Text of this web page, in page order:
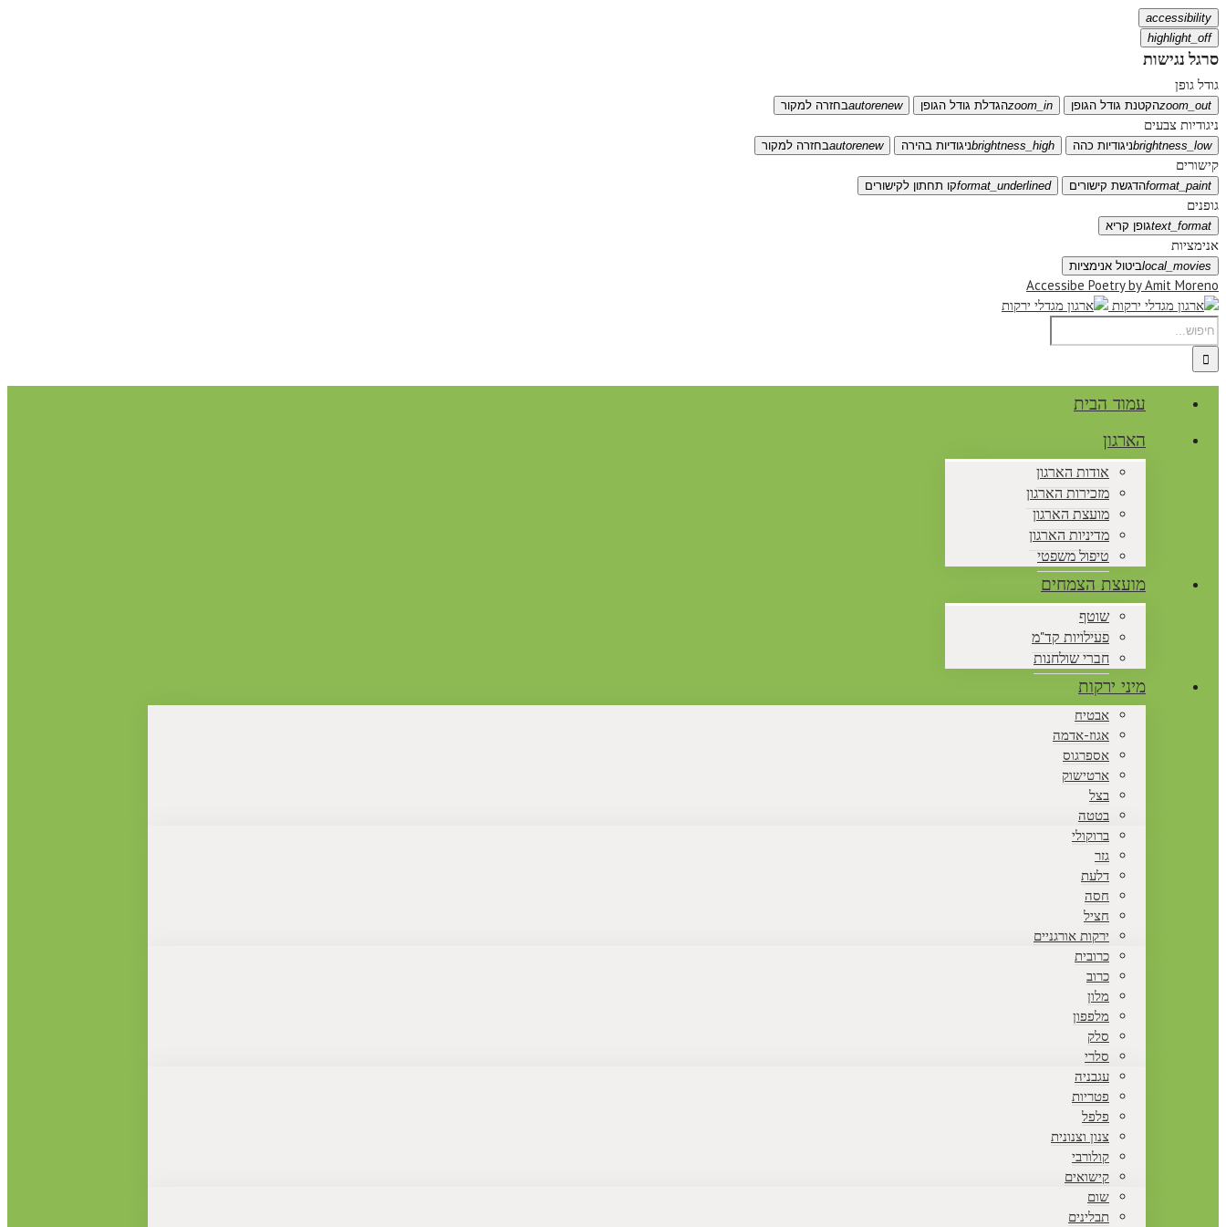
accessibility
highlight_off
סרגל נגישות
גודל גופן
zoom_outהקטנת גודל הגופן zoom_inהגדלת גודל הגופן autorenewבחזרה למקור
ניגודיות צבעים
brightness_lowניגודיות כהה brightness_highניגודיות בהירה autorenewבחזרה למקור
קישורים
format_paintהדגשת קישורים format_underlinedקו תחתון לקישורים
גופנים
text_formatגופן קריא
אנימציות
local_moviesביטול אנימציות
Accessibe Poetry by Amit Moreno
עמוד הבית
הארגון
אודות הארגון
מזכירות הארגון
מועצת הארגון
מדיניות הארגון
טיפול משפטי
מועצת הצמחים
שוטף
פעילויות קד"מ
חברי שולחנות
מיני ירקות
אבטיח
אגוז-אדמה
אספרגוס
ארטישוק
בצל
בטטה
ברוקולי
גזר
דלעת
חסה
חציל
ירקות אורגניים
כרובית
כרוב
מלון
מלפפון
סלק
סלרי
עגבניה
פטריות
פלפל
צנון וצנונית
קולורבי
קישואים
שום
תבלינים